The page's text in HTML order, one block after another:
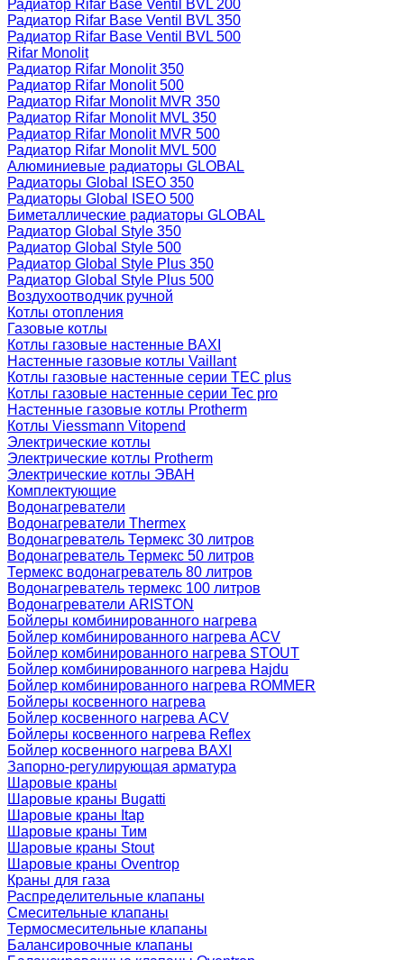
Радиатор Rifar Base Ventil BVL 200
Радиатор Rifar Base Ventil BVL 350
Радиатор Rifar Base Ventil BVL 500
Rifar Monolit
Радиатор Rifar Monolit 350
Радиатор Rifar Monolit 500
Радиатор Rifar Monolit MVR 350
Радиатор Rifar Monolit MVL 350
Радиатор Rifar Monolit MVR 500
Радиатор Rifar Monolit MVL 500
Алюминиевые радиаторы GLOBAL
Радиаторы Global ISEO 350
Радиаторы Global ISEO 500
Биметаллические радиаторы GLOBAL
Радиатор Global Style 350
Радиатор Global Style 500
Радиатор Global Style Plus 350
Радиатор Global Style Plus 500
Воздухоотводчик ручной
Котлы отопления
Газовые котлы
Котлы газовые настенные BAXI
Настенные газовые котлы Vaillant
Котлы газовые настенные серии TEC plus
Котлы газовые настенные серии Tec pro
Настенные газовые котлы Protherm
Котлы Viessmann Vitopend
Электрические котлы
Электрические котлы Protherm
Электрические котлы ЭВАН
Комплектующие
Водонагреватели
Водонагреватели Thermex
Водонагреватель Термекс 30 литров
Водонагреватель Термекс 50 литров
Термекс водонагреватель 80 литров
Водонагреватель термекс 100 литров
Водонагреватели ARISTON
Бойлеры комбинированного нагрева
Бойлер комбинированного нагрева ACV
Бойлер комбинированного нагрева STOUT
Бойлер комбинированного нагрева Hajdu
Бойлер комбинированного нагрева ROMMER
Бойлеры косвенного нагрева
Бойлер косвенного нагрева ACV
Бойлеры косвенного нагрева Reflex
Бойлер косвенного нагрева BAXI
Запорно-регулирующая арматура
Шаровые краны
Шаровые краны Bugatti
Шаровые краны Itap
Шаровые краны Тим
Шаровые краны Stout
Шаровые краны Oventrop
Краны для газа
Распределительные клапаны
Cмесительные клапаны
Термосмесительные клапаны
Балансировочные клапаны